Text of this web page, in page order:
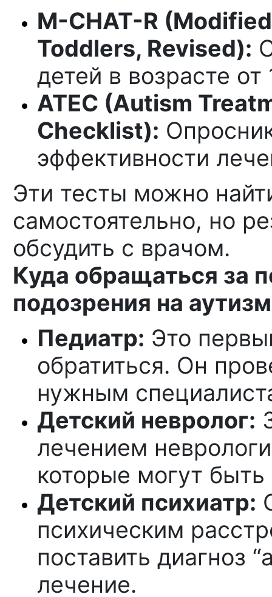
M-CHAT-R
Toddlers, Revised):
детей в возрасте
ATEC (Autism
Checklist):
эффективности
Эти тесты можно
самостоятельно, но
обсудить с врачом.
Куда обращаться за
подозрения на
Педиатр: Это
обратиться. Он
нужным
Детский невролог:
лечением
которые могут
Детский психиатр:
психическим
поставить диагноз
лечение.